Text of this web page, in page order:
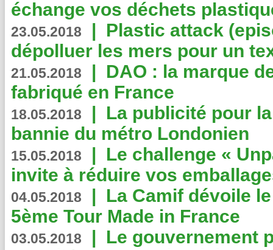
échange vos déchets
23.05.2018 | Plastic attack
dépolluer les mers pour un
21.05.2018 | DAO : la marque
fabriqué en France
18.05.2018 | La publicité pour
bannie du métro Londonien
15.05.2018 | Le challenge «
invite à réduire vos
04.05.2018 | La Camif dévoile
5ème Tour Made in France
03.05.2018 | Le gouvernement